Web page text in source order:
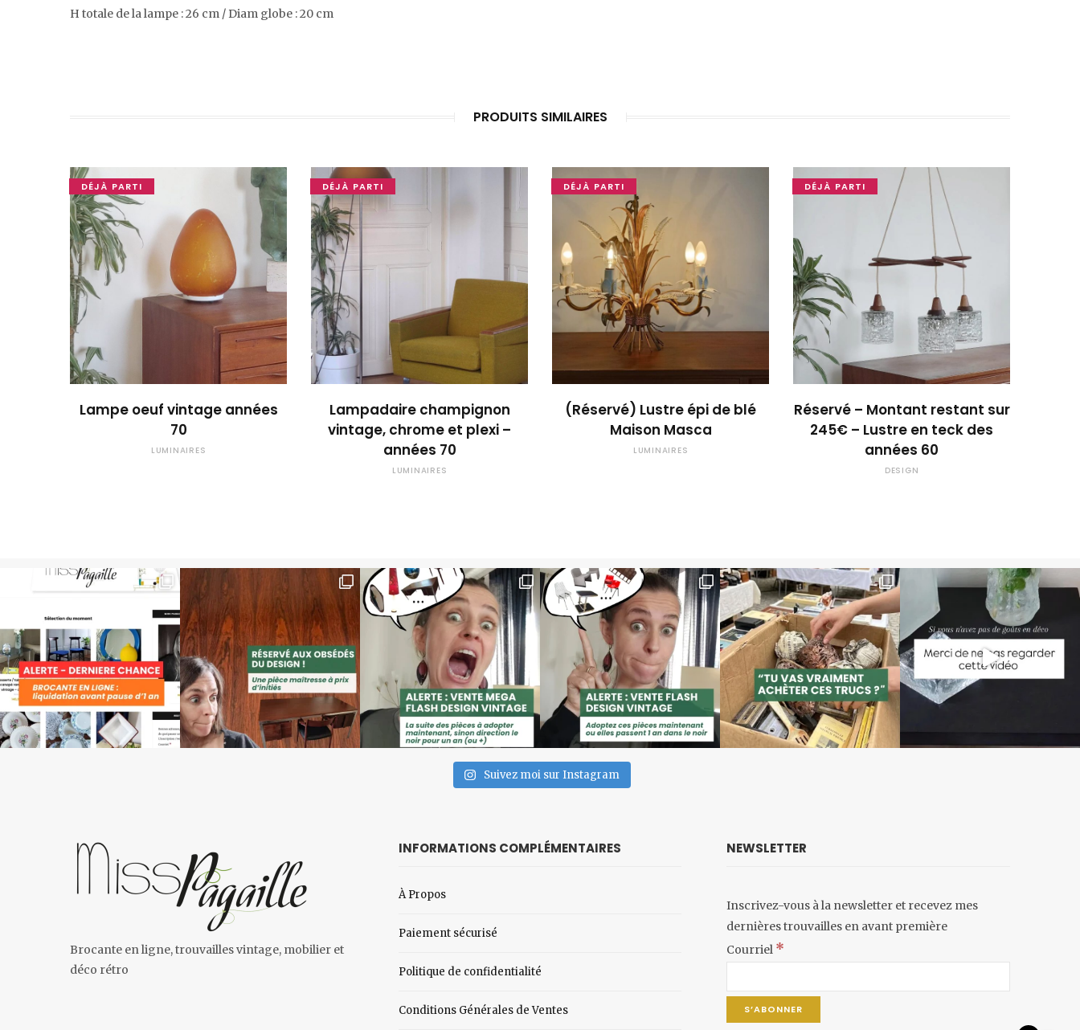
H totale de la lampe : 26 cm / Diam globe : 20 cm
PRODUITS SIMILAIRES
DÉJÀ PARTI
Lampe oeuf vintage années
70
LUMINAIRES
DÉJÀ PARTI
Lampadaire champignon
vintage, chrome et plexi –
années 70
LUMINAIRES
DÉJÀ PARTI
OUPS... TROP TARD !
(Réservé) Lustre épi de blé
Maison Masca
LUMINAIRES
DÉJÀ PARTI
Réservé – Montant restant sur
245€ – Lustre en teck des
années 60
DESIGN
Suivez moi sur Instagram
Brocante en ligne, trouvailles vintage, mobilier et
déco rétro
INFORMATIONS COMPLÉMENTAIRES
À Propos
Paiement sécurisé
Politique de confidentialité
Conditions Générales de Ventes
NEWSLETTER
Inscrivez-vous à la newsletter et recevez mes
dernières trouvailles en avant première
Courriel *